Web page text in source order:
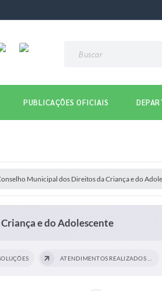
PUBLICAÇÕES OFICIAIS
Municipal dos Direitos da Criança e do
e do Adolescente